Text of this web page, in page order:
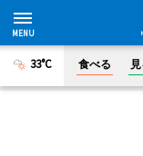
33°C 食べる